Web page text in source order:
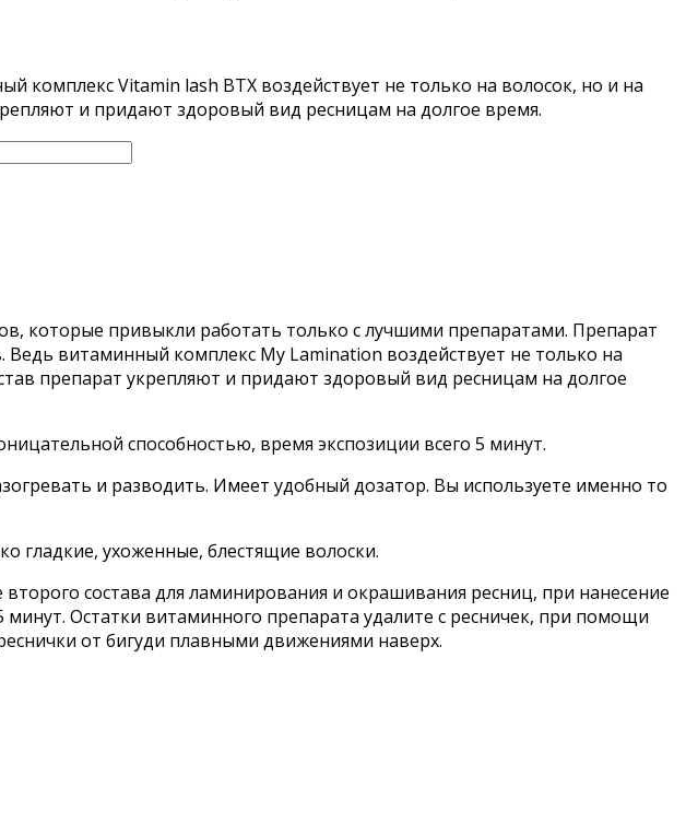
комплекс Vitamin lash BTX воздействует не только на волосок, но и на
и придают здоровый вид ресницам на долгое время.
которые привыкли работать только с лучшими препаратами. Препарат
Ведь витаминный комплекс My Lamination воздействует не только на
препарат укрепляют и придают здоровый вид ресницам на долгое
способностью, время экспозиции всего 5 минут.
и разводить. Имеет удобный дозатор. Вы используете именно то
гладкие, ухоженные, блестящие волоски.
состава для ламинирования и окрашивания ресниц, при нанесение
Остатки витаминного препарата удалите с ресничек, при помощи
от бигуди плавными движениями наверх.